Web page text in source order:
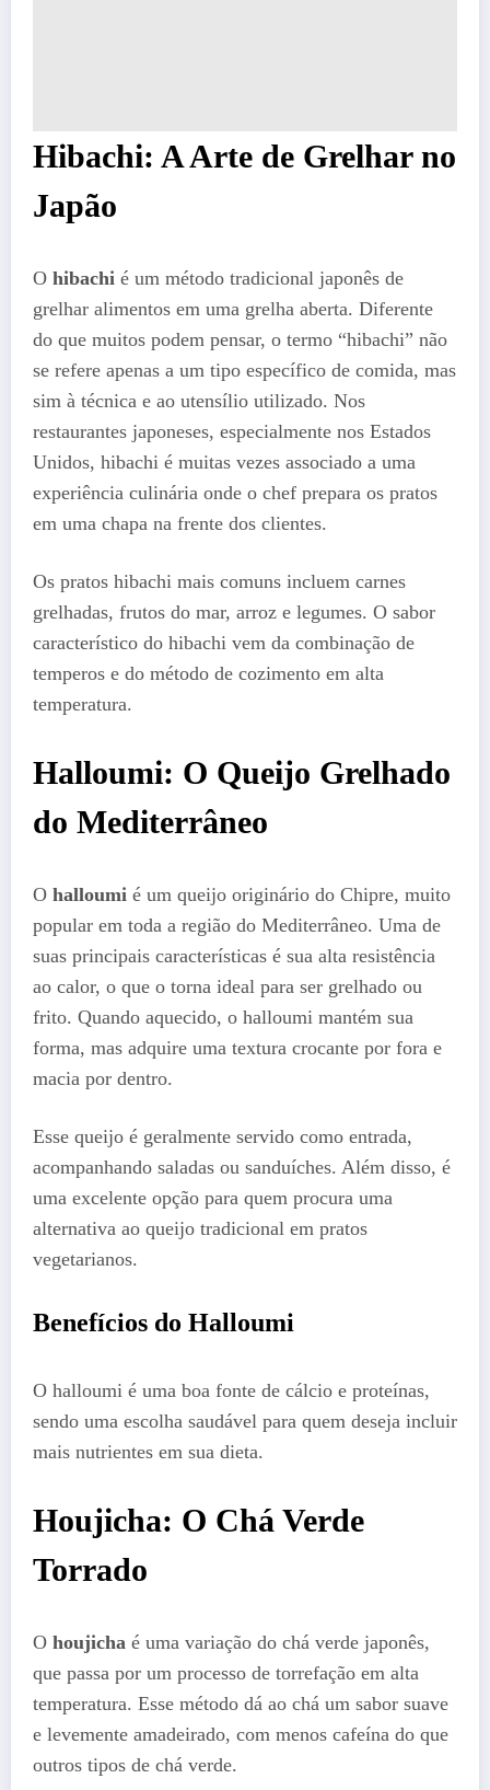
Hibachi: A Arte de Grelhar no
Japão
O hibachi é um método tradicional japonês de
grelhar alimentos em uma grelha aberta. Diferente
do que muitos podem pensar, o termo “hibachi” não
se refere apenas a um tipo específico de comida, mas
sim à técnica e ao utensílio utilizado. Nos
restaurantes japoneses, especialmente nos Estados
Unidos, hibachi é muitas vezes associado a uma
experiência culinária onde o chef prepara os pratos
em uma chapa na frente dos clientes.
Os pratos hibachi mais comuns incluem carnes
grelhadas, frutos do mar, arroz e legumes. O sabor
característico do hibachi vem da combinação de
temperos e do método de cozimento em alta
temperatura.
Halloumi: O Queijo Grelhado
do Mediterrâneo
O halloumi é um queijo originário do Chipre, muito
popular em toda a região do Mediterrâneo. Uma de
suas principais características é sua alta resistência
ao calor, o que o torna ideal para ser grelhado ou
frito. Quando aquecido, o halloumi mantém sua
forma, mas adquire uma textura crocante por fora e
macia por dentro.
Esse queijo é geralmente servido como entrada,
acompanhando saladas ou sanduíches. Além disso, é
uma excelente opção para quem procura uma
alternativa ao queijo tradicional em pratos
vegetarianos.
Benefícios do Halloumi
O halloumi é uma boa fonte de cálcio e proteínas,
sendo uma escolha saudável para quem deseja incluir
mais nutrientes em sua dieta.
Houjicha: O Chá Verde
Torrado
O houjicha é uma variação do chá verde japonês,
que passa por um processo de torrefação em alta
temperatura. Esse método dá ao chá um sabor suave
e levemente amadeirado, com menos cafeína do que
outros tipos de chá verde.